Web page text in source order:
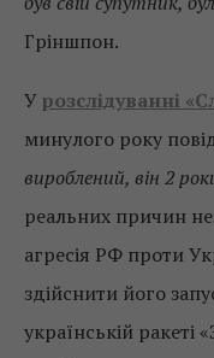
Гріншпон.
Урозслідуванні
минулого року
вироблений, він 2
реальних причин
агресія РФ проти
здійснити його
українській ракеті